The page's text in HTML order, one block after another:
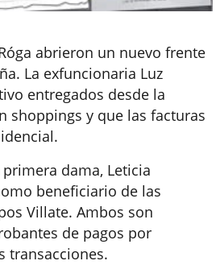
abrieron un nuevo frente
La exfuncionaria Luz
entregados desde la
shoppings y que las facturas
dama, Leticia
beneficiario de las
Villate. Ambos son
de pagos por
transacciones.